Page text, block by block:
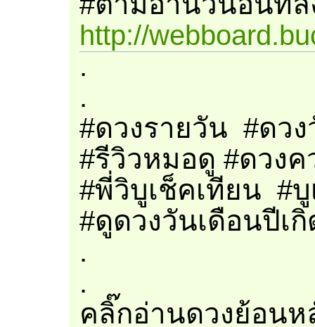
http://
.
.
#ดวงรายวัน​ #ดว
#รีวิวหมอดู #ดวง
#พี่วิบูเช็คเทียน #
#ดูดวงวันเดือนปีเ
.
.
คลิ๊กอ่านดวงย้อนห